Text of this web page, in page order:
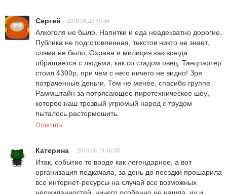
Сергей 2016.06.20 10:44
Алкоголя не было. Напитки и еда неадекватно дорогие.
Публика не подготовленная, текстов никто не знает,
слэма не было. Охрана и милиция как всегда
обращается с людьми, как со стадом овец. Танцпартер
стоил 4300р, при чем с него ничего не видно! Зря
потраченные деньги. Тем не менее, спасибо группе
Раммштайн за потрясающее пиротехническое шоу,
которое наш трезвый угрюмый народ с трудом
пыталось растормошить.
Ответить
Катерина 2016.06.19 16:38
Итак, событие то вроде как легендарное, а вот
организация подкачала, за день до поездки прошарила
все интернет-ресурсы на случай все возможных